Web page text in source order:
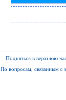
Подняться в верхнюю
По вопросам, связанным с